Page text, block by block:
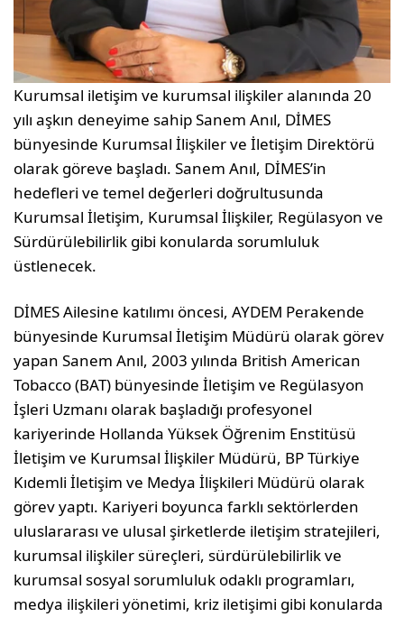
Kurumsal iletişim ve kurumsal ilişkiler alanında 20
yılı aşkın deneyime sahip Sanem Anıl, DİMES
bünyesinde Kurumsal İlişkiler ve İletişim Direktörü
olarak göreve başladı. Sanem Anıl, DİMES’in
hedefleri ve temel değerleri doğrultusunda
Kurumsal İletişim, Kurumsal İlişkiler, Regülasyon ve
Sürdürülebilirlik gibi konularda sorumluluk
üstlenecek.
DİMES Ailesine katılımı öncesi, AYDEM Perakende
bünyesinde Kurumsal İletişim Müdürü olarak görev
yapan Sanem Anıl, 2003 yılında British American
Tobacco (BAT) bünyesinde İletişim ve Regülasyon
İşleri Uzmanı olarak başladığı profesyonel
kariyerinde Hollanda Yüksek Öğrenim Enstitüsü
İletişim ve Kurumsal İlişkiler Müdürü, BP Türkiye
Kıdemli İletişim ve Medya İlişkileri Müdürü olarak
görev yaptı. Kariyeri boyunca farklı sektörlerden
uluslararası ve ulusal şirketlerde iletişim stratejileri,
kurumsal ilişkiler süreçleri, sürdürülebilirlik ve
kurumsal sosyal sorumluluk odaklı programları,
medya ilişkileri yönetimi, kriz iletişimi gibi konularda